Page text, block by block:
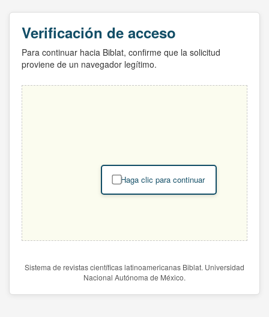
Verificación de acceso
Para continuar hacia Biblat, confirme que la solicitud
proviene de un navegador legítimo.
Haga clic para continuar
Sistema de revistas científicas latinoamericanas Biblat. Universidad
Nacional Autónoma de México.